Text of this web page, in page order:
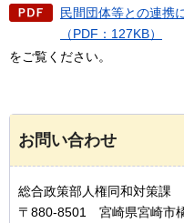
民間団体等との連携
（PDF：127KB）
をご覧ください。
お問い合わせ
総合政策部人権同和対策課
〒880-8501 宮崎県宮崎市